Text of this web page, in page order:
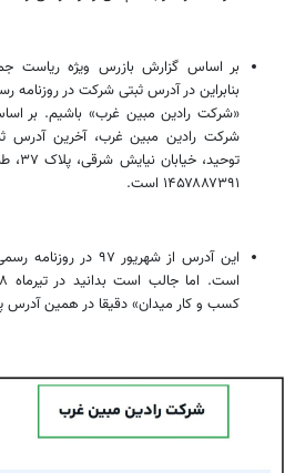
بر اساس گزارش بازرس ویژه ریاست
بنابراین در آدرس ثبتی شرکت در روزنامه
«شرکت رادین مبین غرب» باشیم. بر
شرکت رادین مبین غرب، آخرین آدرس
۱۴۵۷۸۸۷۳۹۱ است.
این آدرس از شهریور
کسب و کار میدان» دقیقا در همین